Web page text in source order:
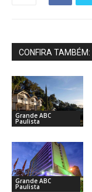
CONFIRA TAMBÉM:
Grande ABC
Paulista
Grande ABC
Paulista